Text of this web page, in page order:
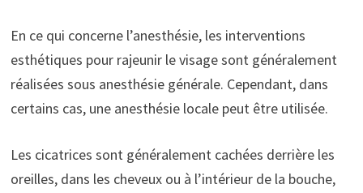
En ce qui concerne l’anesthésie, les interventions
esthétiques pour rajeunir le visage sont généralement
réalisées sous anesthésie générale. Cependant, dans
certains cas, une anesthésie locale peut être utilisée.
Les cicatrices sont généralement cachées derrière les
oreilles, dans les cheveux ou à l’intérieur de la bouche,